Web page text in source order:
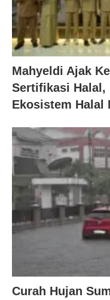
Mahyeldi Ajak
Sertifikasi Halal,
Ekosistem Halal
Curah Hujan